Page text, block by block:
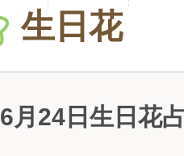
生日花
6月24日生日花